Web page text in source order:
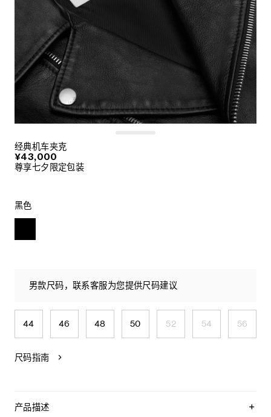
经典机车夹克
¥43,000
尊享七夕限定包装
黑色
男款尺码，联系客服为您提供尺码建议
44 46 48 50 52 54 56
尺码指南
产品描述